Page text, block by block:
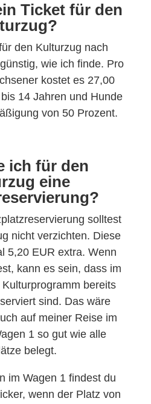
Ticket für den
den Kulturzug nach
wie ich finde. Pro
kostet es 27,00
14 Jahren und Hunde
von 50 Prozent.
ich für den
eine
solltest
nicht verzichten. Diese
5,20 EUR extra. Wenn
kann es sein, dass im
bereits
sind. Das wäre
auf meiner Reise im
1 so gut wie alle
belegt.
im Wagen 1 findest du
wenn der Platz von